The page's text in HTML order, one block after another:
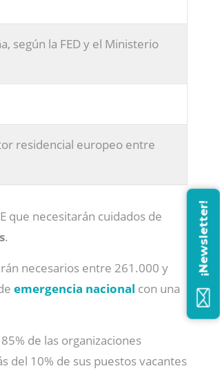
según la FED y el Ministerio
residencial europeo entre
que necesitarán cuidados de
.
necesarios entre 261.000 y
emergencia nacional con una
de las organizaciones
del 10% de sus puestos vacantes
¡Newsletter!